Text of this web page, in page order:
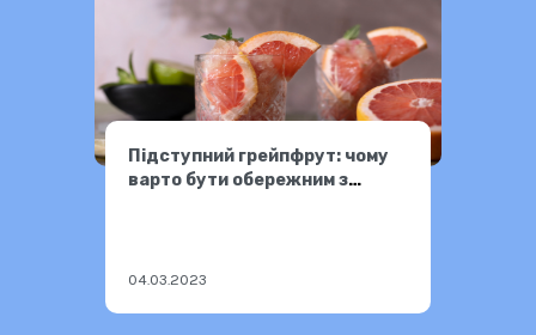
Підступний грейпфрут: чому
варто бути обережним з
04.03.2023